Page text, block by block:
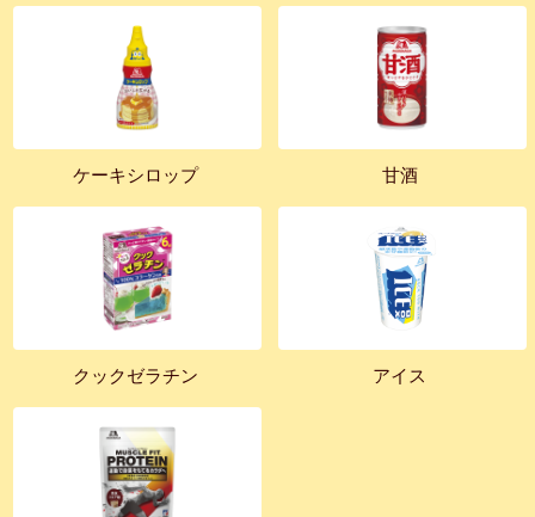
ケーキシロップ 甘酒
クックゼラチン アイス